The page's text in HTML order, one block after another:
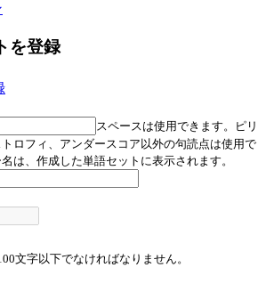
を登録
スペースは使用できます。ピリ
ロフィ、アンダースコア以外の句読点は使用で
は、作成した単語セットに表示されます。
文字以下でなければなりません。